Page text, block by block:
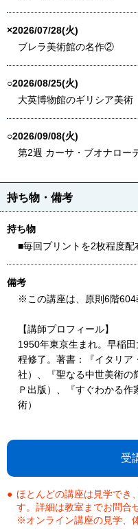
×2026/07/28(火)
ブレラ美術館の名作②
○2026/08/25(火)
大英博物館のギリシア美術
○2026/09/08(火)
第2週 カーサ・ブオナロー
持ち物・備考
持ち物
■毎回プリントを2枚程度配
備考
※この講座は、原則6階604
【講師プロフィール】
1950年東京生まれ。早稲
程修了。著書：『イタリア
社）、『聖なる中世美術の
Ｐ出版）、『すぐわかる
術）
受
ほとんどの講座は見学でき
す。詳細は教室までお問合
※オンライン講座の見学、